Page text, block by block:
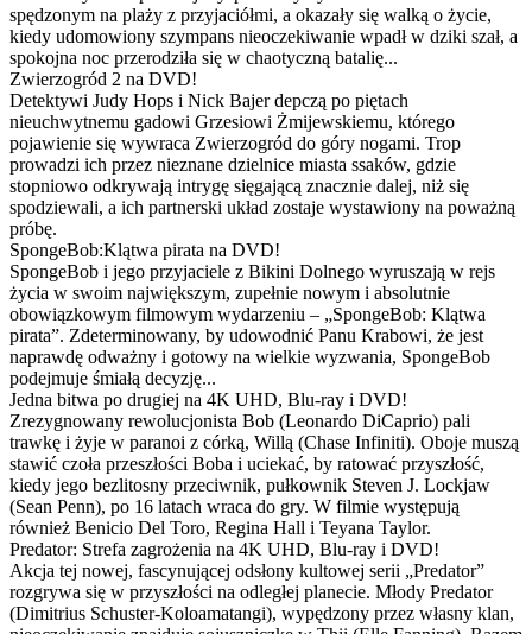
spędzonym na plaży z przyjaciółmi, a okazały się walką o życie,
kiedy udomowiony szympans nieoczekiwanie wpadł w dziki szał, a
spokojna noc przerodziła się w chaotyczną batalię...
Zwierzogród 2 na DVD!
Detektywi Judy Hops i Nick Bajer depczą po piętach
nieuchwytnemu gadowi Grzesiowi Żmijewskiemu, którego
pojawienie się wywraca Zwierzogród do góry nogami. Trop
prowadzi ich przez nieznane dzielnice miasta ssaków, gdzie
stopniowo odkrywają intrygę sięgającą znacznie dalej, niż się
spodziewali, a ich partnerski układ zostaje wystawiony na poważną
próbę.
SpongeBob:Klątwa pirata na DVD!
SpongeBob i jego przyjaciele z Bikini Dolnego wyruszają w rejs
życia w swoim największym, zupełnie nowym i absolutnie
obowiązkowym filmowym wydarzeniu – „SpongeBob: Klątwa
pirata”. Zdeterminowany, by udowodnić Panu Krabowi, że jest
naprawdę odważny i gotowy na wielkie wyzwania, SpongeBob
podejmuje śmiałą decyzję...
Jedna bitwa po drugiej na 4K UHD, Blu-ray i DVD!
Zrezygnowany rewolucjonista Bob (Leonardo DiCaprio) pali
trawkę i żyje w paranoi z córką, Willą (Chase Infiniti). Oboje muszą
stawić czoła przeszłości Boba i uciekać, by ratować przyszłość,
kiedy jego bezlitosny przeciwnik, pułkownik Steven J. Lockjaw
(Sean Penn), po 16 latach wraca do gry. W filmie występują
również Benicio Del Toro, Regina Hall i Teyana Taylor.
Predator: Strefa zagrożenia na 4K UHD, Blu-ray i DVD!
Akcja tej nowej, fascynującej odsłony kultowej serii „Predator”
rozgrywa się w przyszłości na odległej planecie. Młody Predator
(Dimitrius Schuster-Koloamatangi), wypędzony przez własny klan,